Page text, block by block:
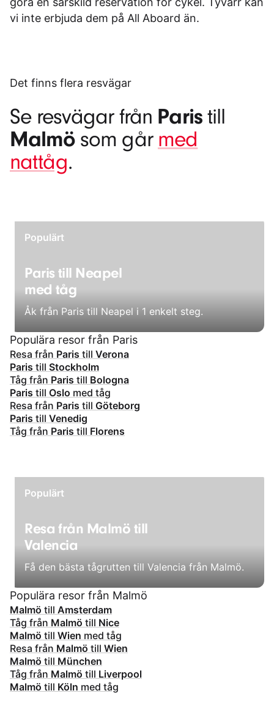
vi inte erbjuda dem på All Aboard än.
Det finns flera resvägar
Se resvägar från Paristill
Malmösom går med
nattåg.
Populärt
Paris till Neapel
med tåg
Åk från Paris till Neapel i 1 enkelt steg.
Populära resor från Paris
Resa från Paris till Verona
Paris till Stockholm
Tåg från Paris till Bologna
Paris till Oslo med tåg
Resa från Paris till Göteborg
Paris till Venedig
Tåg från Paris till Florens
Populärt
Resa från Malmö till
Valencia
Få den bästa tågrutten till Valencia från Malmö.
Populära resor från Malmö
Malmö till Amsterdam
Tåg från Malmö till Nice
Malmö till Wien med tåg
Resa från Malmö till Wien
Malmö till München
Tåg från Malmö till Liverpool
Malmö till Köln med tåg